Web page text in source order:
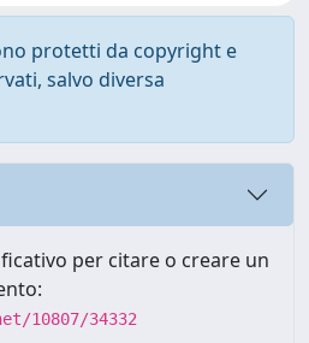
protetti da copyright e
salvo diversa
per citare o creare un
10807/34332